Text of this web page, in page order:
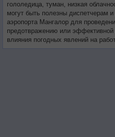
гололедица, туман, низкая
могут быть полезны диспетчерам
аэропорта Мангалор для
предотвражению или эффективной
влияния погодных явлений на